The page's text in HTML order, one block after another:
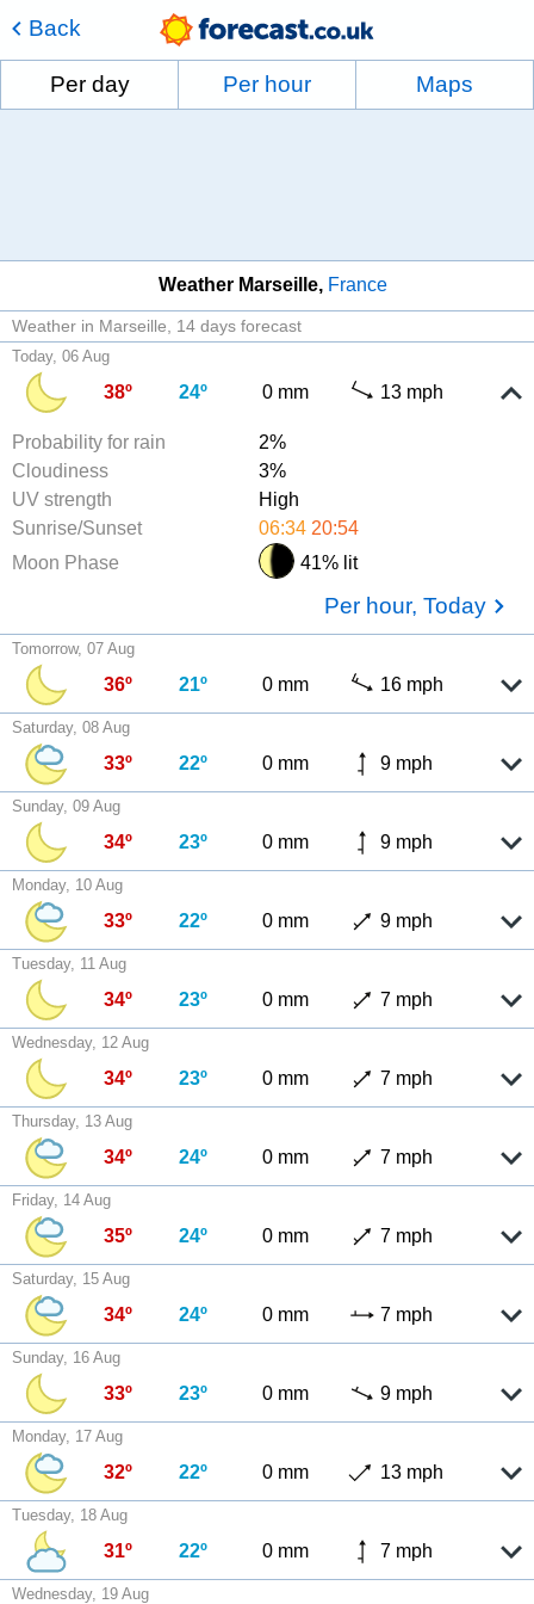
Back
Per day Per hour Maps
Weather Marseille France
Weather in Marseille 14 days forecast
Today, 06 Aug
38º 24º 0 mm 13 mph
Probability for rain
2%
Cloudiness
3%
UV strength
High
Sunrise/Sunset
06:34 20:54
Moon Phase
41% lit
Per hour, Today
Tomorrow, 07 Aug
36º 21º 0 mm 16 mph
Saturday, 08 Aug
33º 22º 0 mm 9 mph
Sunday, 09 Aug
34º 23º 0 mm 9 mph
Monday, 10 Aug
33º 22º 0 mm 9 mph
Tuesday, 11 Aug
34º 23º 0 mm 7 mph
Wednesday, 12 Aug
34º 23º 0 mm 7 mph
Thursday, 13 Aug
34º 24º 0 mm 7 mph
Friday, 14 Aug
35º 24º 0 mm 7 mph
Saturday, 15 Aug
34º 24º 0 mm 7 mph
Sunday, 16 Aug
33º 23º 0 mm 9 mph
Monday, 17 Aug
32º 22º 0 mm 13 mph
Tuesday, 18 Aug
31º 22º 0 mm 7 mph
Wednesday, 19 Aug